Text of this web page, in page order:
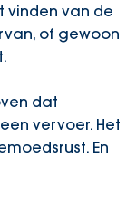
vinden van de
of gewoon
dat
vervoer. Het
En